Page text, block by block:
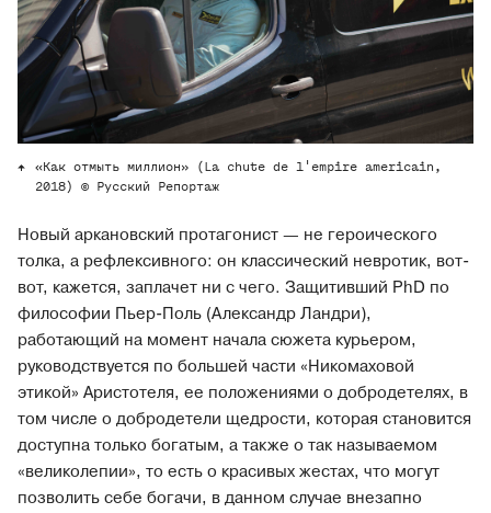
«Как отмыть миллион» (La chute de l'empire americain,
2018) © Русский Репортаж
Новый аркановский протагонист — не героического
толка, а рефлексивного: он классический невротик, вот-
вот, кажется, заплачет ни с чего. Защитивший PhD по
философии Пьер-Поль (Александр Ландри),
работающий на момент начала сюжета курьером,
руководствуется по большей части «Никомаховой
этикой» Аристотеля, ее положениями о добродетелях, в
том числе о добродетели щедрости, которая становится
доступна только богатым, а также о так называемом
«великолепии», то есть о красивых жестах, что могут
позволить себе богачи, в данном случае внезапно